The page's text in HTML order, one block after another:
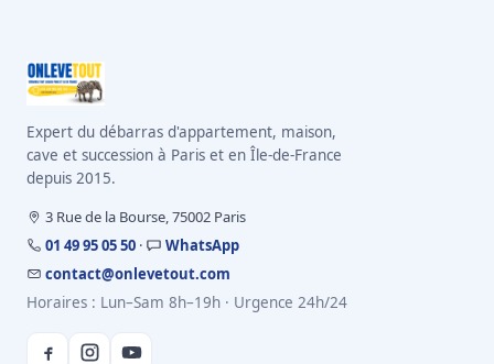
Expert du débarras d'appartement, maison,
cave et succession à Paris et en Île-de-France
depuis 2015.
3 Rue de la Bourse, 75002 Paris
01 49 95 05 50 ·
WhatsApp
contact@onlevetout.com
Horaires : Lun–Sam 8h–19h · Urgence 24h/24